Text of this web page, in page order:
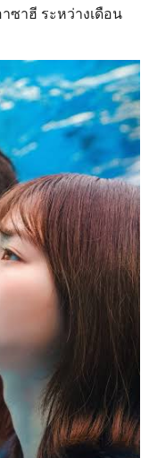
ซาฮี ระหว่างเดือน